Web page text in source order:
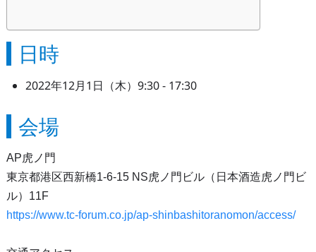
日時
2022年12月1日（木）9:30 - 17:30
会場
AP虎ノ門
東京都港区西新橋1-6-15 NS虎ノ門ビル（日本酒造虎ノ門ビ
ル）11F
https://www.tc-forum.co.jp/ap-shinbashitoranomon/access/